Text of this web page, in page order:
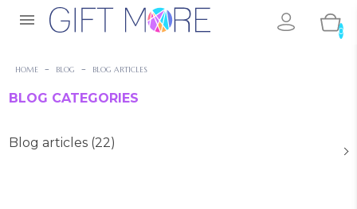

0
HOME BLOG BLOG ARTICLES
BLOG CATEGORIES
Blog articles (22)